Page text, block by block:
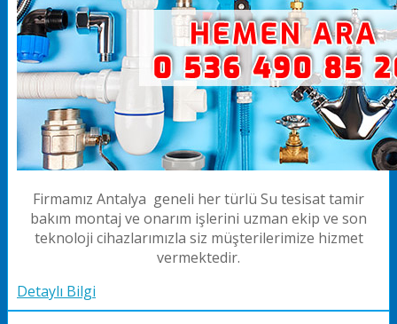
Firmamız Antalya geneli her türlü Su tesisat tamir
bakım montaj ve onarım işlerini uzman ekip ve son
teknoloji cihazlarımızla siz müşterilerimize hizmet
vermektedir.
Detaylı Bilgi